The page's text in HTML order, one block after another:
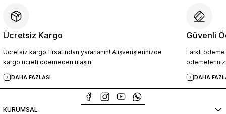
Ücretsiz Kargo
Ücretsiz kargo fırsatından yararlanın! Alışverişlerinizde
kargo ücreti ödemeden ulaşın.
DAHA FAZLASI
Güvenli
Farklı
DAHA
KURUMSAL